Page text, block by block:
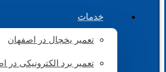
خدمات
تعمیر یخچال در اصفهان
تعمیر برد الکترونیکی در